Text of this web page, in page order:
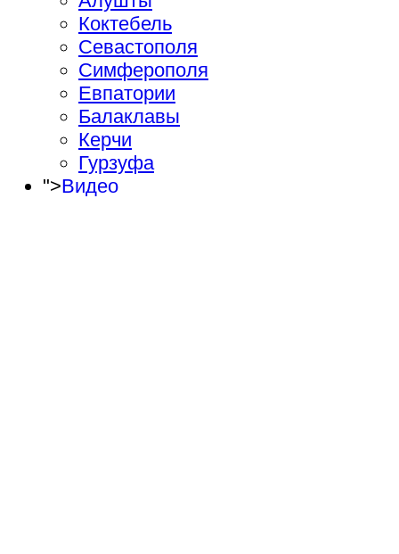
Коктебель
Севастополя
Симферополя
Евпатории
Балаклавы
Керчи
Гурзуфа
">Видео